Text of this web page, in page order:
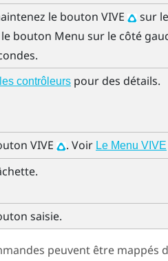
le bouton VIVE
sur
bouton Menu sur le côté
contrôleurspour des détails.
VIVE . Voir Le Menu VIVE
.
saisie.
peuvent être mappés